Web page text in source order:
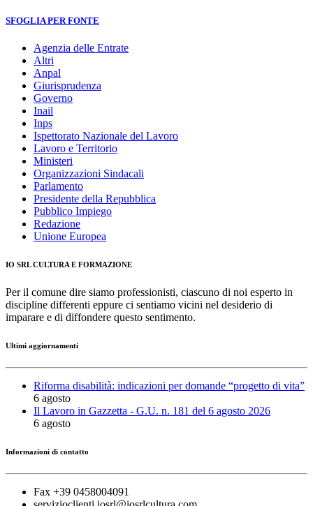
SFOGLIA PER FONTE
Agenzia delle Entrate
Altri
Anpal
Giurisprudenza
Governo
Inail
Inps
Ispettorato Nazionale del Lavoro
Lavoro e Territorio
Ministeri
Organizzazioni Sindacali
Parlamento
Presidente della Repubblica
Pubblico Impiego
Redazione
Unione Europea
IO SRL CULTURA E FORMAZIONE
Per il comune dire siamo professionisti, ciascuno di noi esperto in
discipline differenti eppure ci sentiamo vicini nel desiderio di
imparare e di diffondere questo sentimento.
Ultimi aggiornamenti
Riforma disabilità: indicazioni per domande “progetto di vita”
6 agosto
Il Lavoro in Gazzetta - G.U. n. 181 del 6 agosto 2026
6 agosto
Informazioni di contatto
Fax +39 0458004091